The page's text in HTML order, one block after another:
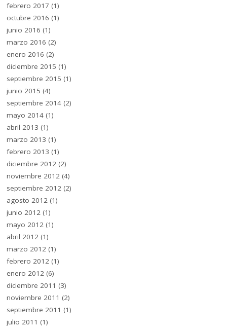
febrero 2017 (1)
octubre 2016 (1)
junio 2016 (1)
marzo 2016 (2)
enero 2016 (2)
diciembre 2015 (1)
septiembre 2015 (1)
junio 2015 (4)
septiembre 2014 (2)
mayo 2014 (1)
abril 2013 (1)
marzo 2013 (1)
febrero 2013 (1)
diciembre 2012 (2)
noviembre 2012 (4)
septiembre 2012 (2)
agosto 2012 (1)
junio 2012 (1)
mayo 2012 (1)
abril 2012 (1)
marzo 2012 (1)
febrero 2012 (1)
enero 2012 (6)
diciembre 2011 (3)
noviembre 2011 (2)
septiembre 2011 (1)
julio 2011 (1)